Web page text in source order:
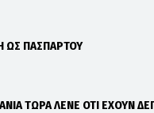
ΩΣ ΠΑΣΠΑΡΤΟΥ
ΤΩΡΑ ΛΕΝΕ ΟΤΙ ΕΧΟΥΝ